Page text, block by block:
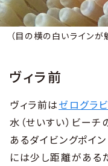
（目の横の白いラインが
ヴィラ前
ヴィラ前はゼログラ
水（せいすい）ビーチ
あるダイビングポイ
には少し距離がある